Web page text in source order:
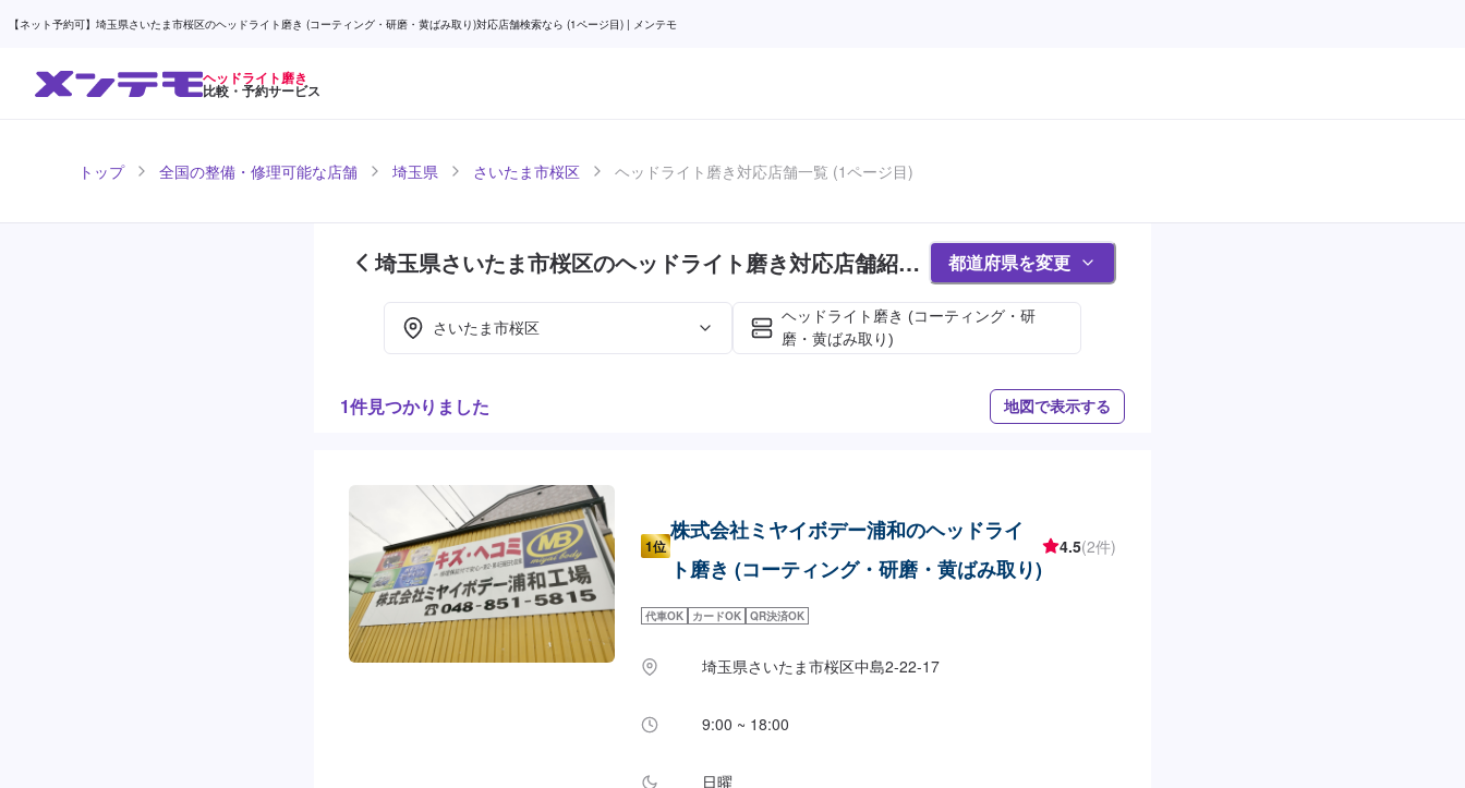
【ネット予約可】埼玉県さいたま市桜区のヘッドライト磨き (コーティング・研磨・黄ばみ取り)対応店舗検索なら (1ページ目) | メンテモ
ヘッドライト磨き
比較・予約サービス
トップ 全国の整備・修理可能な店舗 埼玉県 さいたま市桜区 ヘッドライト磨き対応店舗一覧 (1ページ目)
埼玉県さいたま市桜区のヘッドライト磨き対応店舗紹介
(1ページ目)
都道府県を変更
さいたま市桜区
ヘッドライト磨き (コーティング・研
磨・黄ばみ取り)
1件見つかりました 地図で表示する
1位
株式会社ミヤイボデー浦和のヘッドライ
ト磨き (コーティング・研磨・黄ばみ取り)
4.5(2件)
代車OK カードOK QR決済OK
埼玉県さいたま市桜区中島2-22-17
9:00 ~ 18:00
日曜